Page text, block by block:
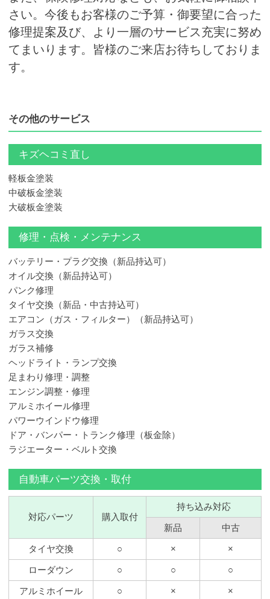
さい。今後もお客様のご予算・御要望に合った
修理提案及び、より一層のサービス充実に努め
てまいります。皆様のご来店お待ちしておりま
す。
その他のサービス
キズヘコミ直し
軽板金塗装
中破板金塗装
大破板金塗装
修理・点検・メンテナンス
バッテリー・プラグ交換（新品持込可）
オイル交換（新品持込可）
パンク修理
タイヤ交換（新品・中古持込可）
エアコン（ガス・フィルター）（新品持込可）
ガラス交換
ガラス補修
ヘッドライト・ランプ交換
足まわり修理・調整
エンジン調整・修理
アルミホイール修理
パワーウインドウ修理
ドア・バンパー・トランク修理（板金除）
ラジエーター・ベルト交換
自動車パーツ交換・取付
対応パーツ 購入取付
持ち込み対応
新品 中古
タイヤ交換 ○ × ×
ローダウン ○ ○ ○
アルミホイール ○ × ×